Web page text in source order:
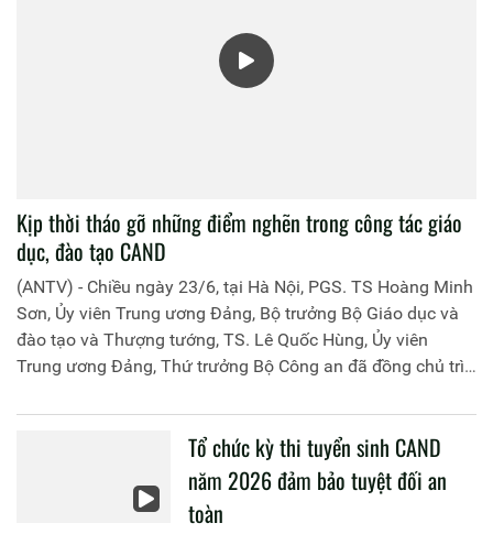
Kịp thời tháo gỡ những điểm nghẽn trong công tác giáo
dục, đào tạo CAND
(ANTV) - Chiều ngày 23/6, tại Hà Nội, PGS. TS Hoàng Minh
Sơn, Ủy viên Trung ương Đảng, Bộ trưởng Bộ Giáo dục và
đào tạo và Thượng tướng, TS. Lê Quốc Hùng, Ủy viên
Trung ương Đảng, Thứ trưởng Bộ Công an đã đồng chủ trì
liên quan đến công tác giáo dục và đào tạo của lực lượng
Tổ chức kỳ thi tuyển sinh CAND
năm 2026 đảm bảo tuyệt đối an
toàn